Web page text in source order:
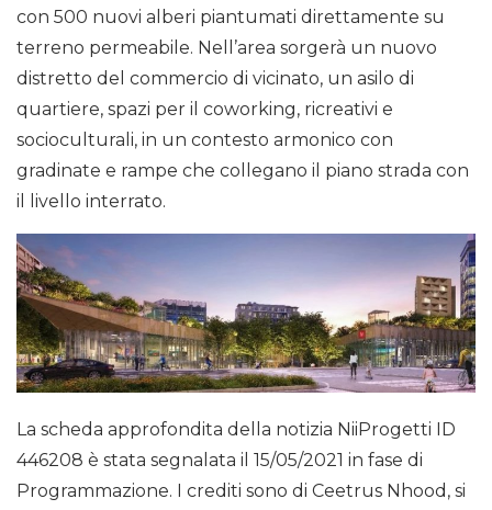
con 500 nuovi alberi piantumati direttamente su
terreno permeabile. Nell’area sorgerà un nuovo
distretto del commercio di vicinato, un asilo di
quartiere, spazi per il coworking, ricreativi e
socioculturali, in un contesto armonico con
gradinate e rampe che collegano il piano strada con
il livello interrato.
La scheda approfondita della notizia NiiProgetti ID
446208 è stata segnalata il 15/05/2021 in fase di
Programmazione. I crediti sono di Ceetrus Nhood, si